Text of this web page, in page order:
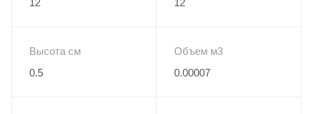
Упакованы в пакеты MAP (Модифицированная
12
12
Высота см
0.5
Объем м3
0.00007